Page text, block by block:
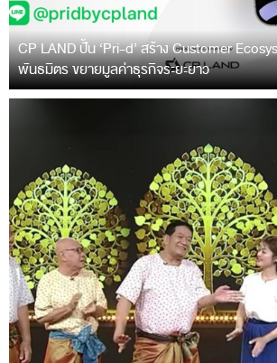
CP LAND ปั้น ‘Pri-d’ สร้าง Customer
พันธมิตร ขยายมูลค่าธุรกิจระยะยาว